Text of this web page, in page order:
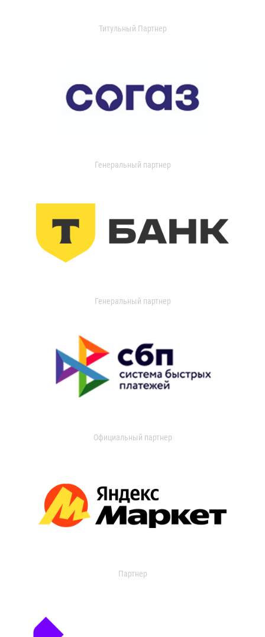
Титульный Партнер
Генеральный партнер
Генеральный партнер
Официальный партнер
Партнер